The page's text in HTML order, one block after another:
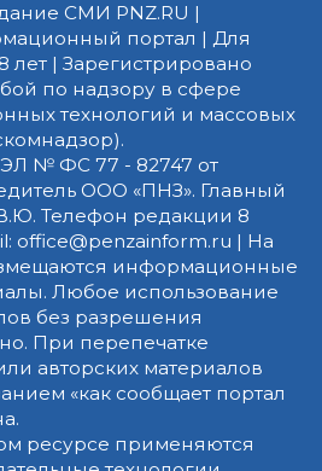
СМИ PNZ.RU |
портал | Для
лет | Зарегистрировано
по надзору в сфере
технологий и массовых
ЭЛ № ФС 77 - 82747 от
ООО «ПНЗ». Главный
Телефон редакции 8
office@penzainform.ru | На
информационные
Любое использование
без разрешения
При перепечатке
авторских материалов
«как сообщает портал
ресурсе применяются